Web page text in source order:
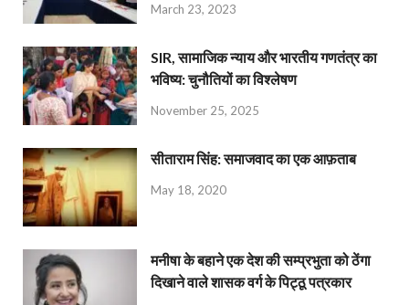
March 23, 2023
SIR, सामाजिक न्याय और भारतीय गणतंत्र का
भविष्य: चुनौतियों का विश्लेषण
November 25, 2025
सीताराम सिंह: समाजवाद का एक आफ़ताब
May 18, 2020
मनीषा के बहाने एक देश की सम्प्रभुता को ठेंगा
दिखाने वाले शासक वर्ग के पिट्ठू पत्रकार